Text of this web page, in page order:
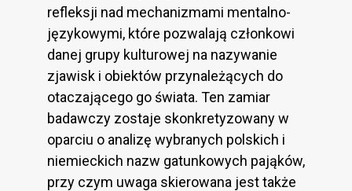
refleksji nad mechanizmami mentalno-
językowymi, które pozwalają członkowi
danej grupy kulturowej na nazywanie
zjawisk i obiektów przynależących do
otaczającego go świata. Ten zamiar
badawczy zostaje skonkretyzowany w
oparciu o analizę wybranych polskich i
niemieckich nazw gatunkowych pająków,
przy czym uwaga skierowana jest także